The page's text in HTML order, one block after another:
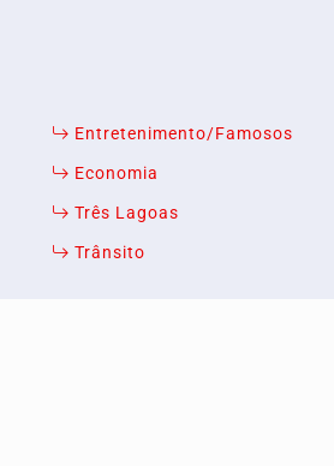
Entretenimento/Famosos
Economia
Três Lagoas
Trânsito
acesso, entendemos que você